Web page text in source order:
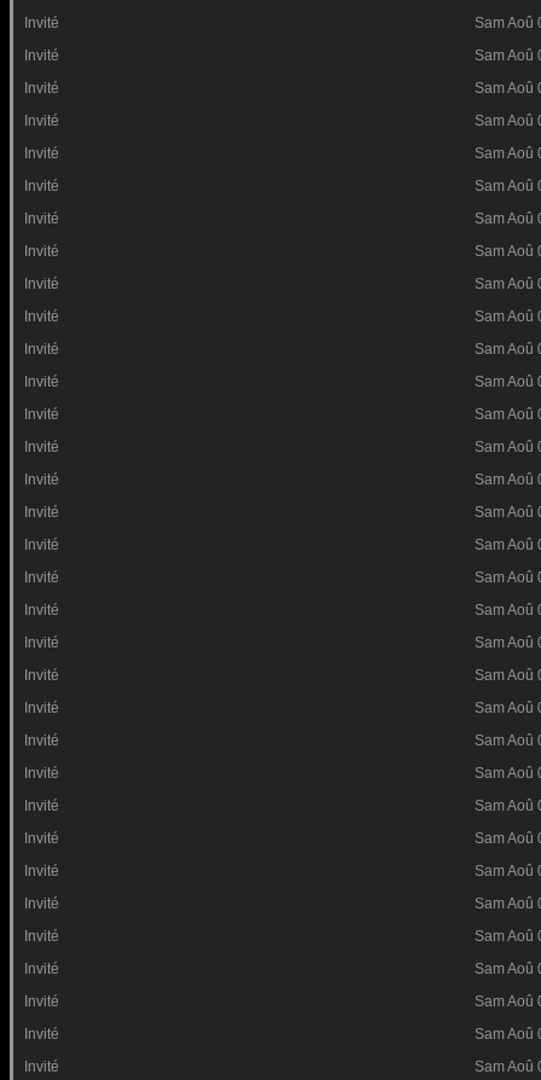
Invité
Sam Aoû
Invité
Sam Aoû
Invité
Sam Aoû
Invité
Sam Aoû
Invité
Sam Aoû
Invité
Sam Aoû
Invité
Sam Aoû
Invité
Sam Aoû
Invité
Sam Aoû
Invité
Sam Aoû
Invité
Sam Aoû
Invité
Sam Aoû
Invité
Sam Aoû
Invité
Sam Aoû
Invité
Sam Aoû
Invité
Sam Aoû
Invité
Sam Aoû
Invité
Sam Aoû
Invité
Sam Aoû
Invité
Sam Aoû
Invité
Sam Aoû
Invité
Sam Aoû
Invité
Sam Aoû
Invité
Sam Aoû
Invité
Sam Aoû
Invité
Sam Aoû
Invité
Sam Aoû
Invité
Sam Aoû
Invité
Sam Aoû
Invité
Sam Aoû
Invité
Sam Aoû
Invité
Sam Aoû
Invité
Sam Aoû